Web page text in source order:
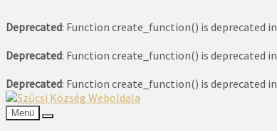
Deprecated: Function create_function() is deprecated in
Deprecated: Function create_function() is deprecated in
Deprecated: Function create_function() is deprecated in
Menü